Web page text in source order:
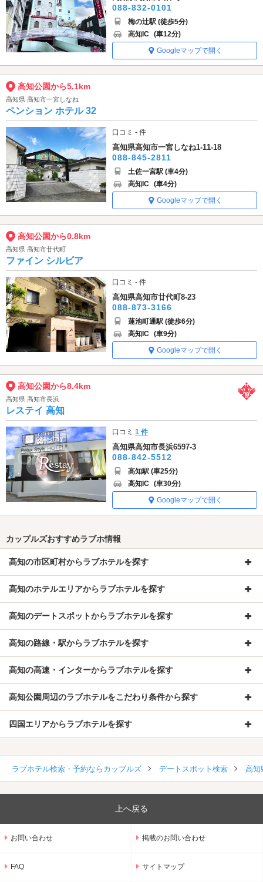
088-832-0101
梅の辻駅 (徒歩5分)
高知IC (車12分)
Googleマップで開く
高知公園から5.1km
高知県 高知市一宮しなね
ペンション ホテル 32
口コミ - 件
高知県高知市一宮しなね1-11-18
088-845-2811
土佐一宮駅 (車4分)
高知IC (車4分)
Googleマップで開く
高知公園から0.8km
高知県 高知市廿代町
ファイン シルビア
口コミ - 件
高知県高知市廿代町8-23
088-873-3166
蓮池町通駅 (徒歩6分)
高知IC (車9分)
Googleマップで開く
高知公園から8.4km
高知県 高知市長浜
レステイ 高知
口コミ1 件
高知県高知市長浜6597-3
088-842-5512
高知駅 (車25分)
高知IC (車30分)
Googleマップで開く
カップルズおすすめラブホ情報
高知の市区町村からラブホテルを探す
高知のホテルエリアからラブホテルを探す
高知のデートスポットからラブホテルを探す
高知の路線・駅からラブホテルを探す
高知の高速・インターからラブホテルを探す
高知公園周辺のラブホテルをこだわり条件から探す
四国エリアからラブホテルを探す
ラブホテル検索・予約ならカップルズ デートスポット検索 高知
上へ戻る
お問い合わせ 掲載のお問い合わせ
FAQ サイトマップ